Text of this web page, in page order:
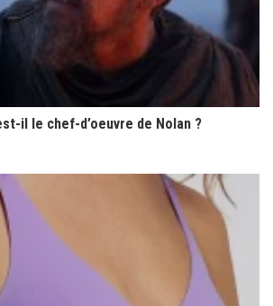
il le chef-d’oeuvre de Nolan ?